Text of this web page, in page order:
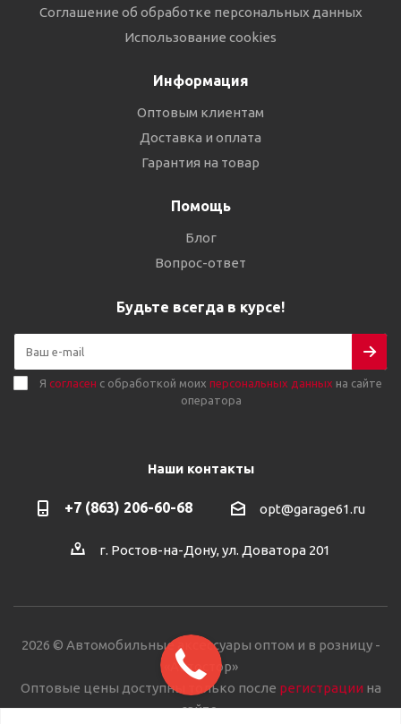
Соглашение об обработке персональных данных
Использование cookies
Информация
Оптовым клиентам
Доставка и оплата
Гарантия на товар
Помощь
Блог
Вопрос-ответ
Будьте всегда в курсе!
Я согласен с обработкой моих персональных данных на сайте
оператора
Наши контакты
+7 (863) 206-60-68 opt@garage61.ru
г. Ростов-на-Дону, ул. Доватора 201
2026 © Автомобильные аксессуары оптом и в розницу -
«Автостор»
Оптовые цены доступны только после регистрации на
сайте.